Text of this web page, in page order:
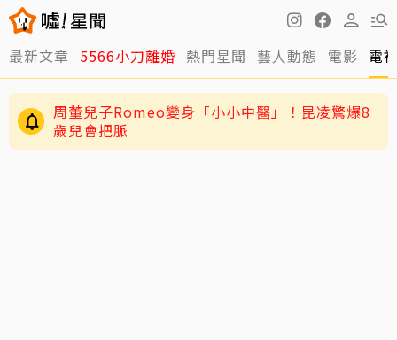
最新文章 5566小刀離婚 熱門星聞 藝人動態 電影 電
周董兒子Romeo變身「小小中醫」！昆凌驚爆8
歲兒會把脈